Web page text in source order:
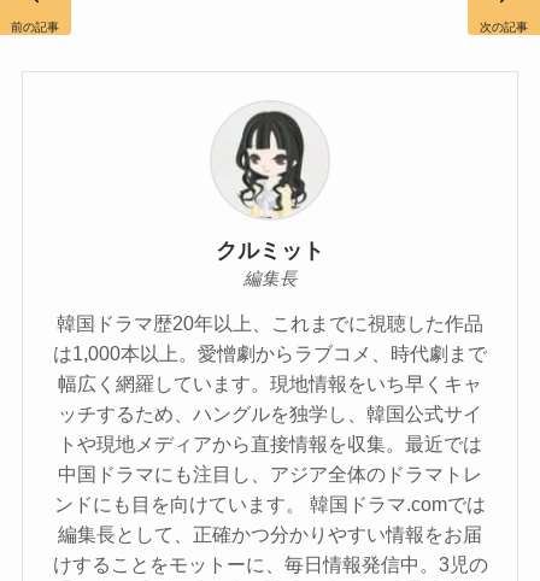
クルミット
編集長
韓国ドラマ歴20年以上、これまでに視聴した作品
は1,000本以上。愛憎劇からラブコメ、時代劇まで
幅広く網羅しています。現地情報をいち早くキャ
ッチするため、ハングルを独学し、韓国公式サイ
トや現地メディアから直接情報を収集。最近では
中国ドラマにも注目し、アジア全体のドラマトレ
ンドにも目を向けています。 韓国ドラマ.comでは
編集長として、正確かつ分かりやすい情報をお届
けすることをモットーに、毎日情報発信中。3児の
前の記事 次の記事